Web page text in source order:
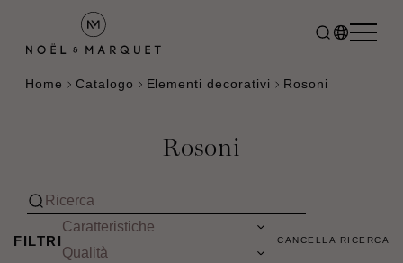
Home Catalogo Elementi decorativi Rosoni
Rosoni
FILTRI CANCELLA RICERCA